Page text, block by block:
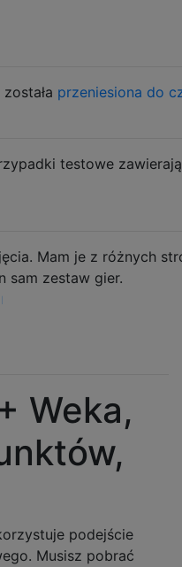
przeniesiona do
testowe
Mam je z różnych
sam zestaw gier.
Weka,
podejście
Musisz pobrać